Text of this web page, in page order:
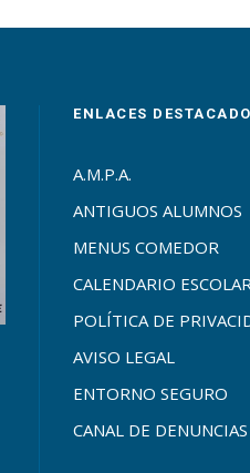
ENLACES
A.M.P.A.
ANTIGUOS ALUMNOS
MENUS COMEDOR
CALENDARIO
POLÍTICA DE
AVISO LEGAL
ENTORNO SEGURO
CANAL DE